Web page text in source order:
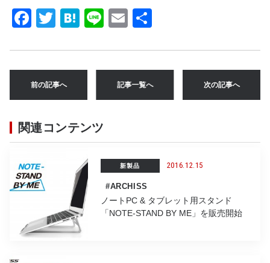
F
c
e
b
o
T
it
te
r
H
e
n
a
Li
e
E
ai
l
前の記事へ 記事一覧へ 次の記事へ
関連コンテンツ
新製品 2016.12.15
#ARCHISS
ノートPC & タブレット用スタンド
「NOTE-STAND BY ME」を販売開始